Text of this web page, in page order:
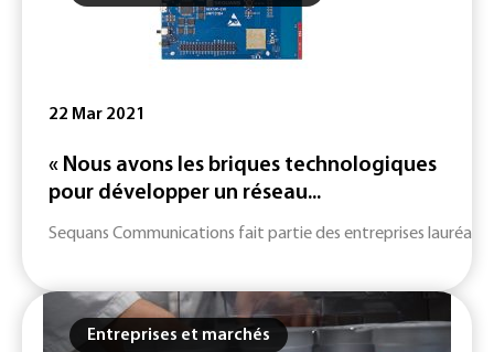
22 Mar 2021
« Nous avons les briques technologiques
pour développer un réseau...
Sequans Communications fait partie des entreprises
Entreprises et marchés